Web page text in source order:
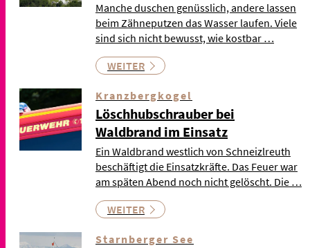
Manche duschen genüsslich, andere lassen
beim Zähneputzen das Wasser laufen. Viele
sind sich nicht bewusst, wie kostbar …
WEITER
Kranzbergkogel
Löschhubschrauber bei
Waldbrand im Einsatz
Ein Waldbrand westlich von Schneizlreuth
beschäftigt die Einsatzkräfte. Das Feuer war
am späten Abend noch nicht gelöscht. Die …
WEITER
Starnberger See